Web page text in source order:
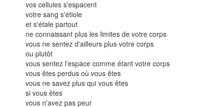
vos cellules s'espacent
votre sang s'étiole
et s'étale partout
ne connaissant plus les limites de votre corps
vous ne sentez d'ailleurs plus votre corps
ou plutôt
vous sentez l'espace comme étant votre corps
vous êtes perdus où vous êtes
vous ne savez plus qui vous êtes
si vous êtes
vous n'avez pas peur